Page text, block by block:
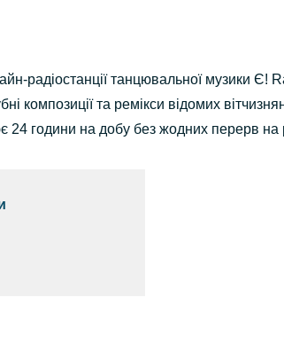
радіостанції танцювальної музики Є!
композиції та ремікси відомих
24 години на добу без жодних перерв на